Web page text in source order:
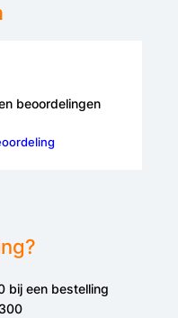
beoordelingen
bij een bestelling